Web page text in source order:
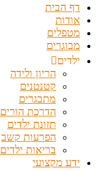
דף הבית
אודות
מטפלים
מבוגרים
ילדים
הריון ולידה
קטנטנים
מתבגרים
הדרכת הורים
תזונת ילדים
הפרעות קשב
בריאות ילדים
ידע מקצועי